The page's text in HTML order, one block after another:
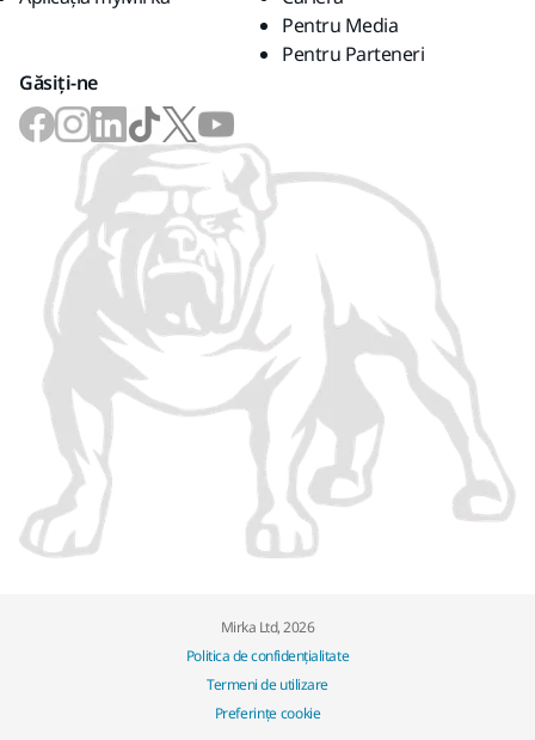
Pentru Media
Pentru Parteneri
Găsiți-ne
Mirka Ltd, 2026
Politica de confidențialitate
Termeni de utilizare
Preferințe cookie